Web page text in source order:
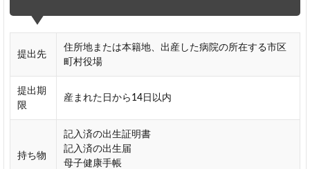
提出先
住所地または本籍地、出産した病院の所在する市区
町村役場
提出期
限
産まれた日から14日以内
持ち物
記入済の出生証明書
記入済の出生届
母子健康手帳